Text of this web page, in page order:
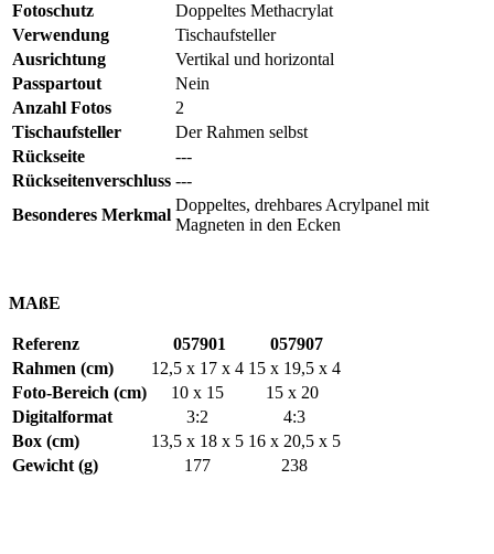
Fotoschutz
Doppeltes Methacrylat
Verwendung
Tischaufsteller
Ausrichtung
Vertikal und horizontal
Passpartout
Nein
Anzahl Fotos
2
Tischaufsteller
Der Rahmen selbst
Rückseite
---
Rückseitenverschluss ---
Besonderes Merkmal
Doppeltes, drehbares Acrylpanel mit
Magneten in den Ecken
MAßE
Referenz 057901
057907
Rahmen (cm)
12,5 x 17 x 4 15 x 19,5 x 4
Foto-Bereich (cm)
10 x 15
15 x 20
Digitalformat
3:2
4:3
Box (cm)
13,5 x 18 x 5 16 x 20,5 x 5
Gewicht (g)
177 238